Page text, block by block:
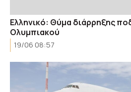
Ελληνικό: Θύμα διάρρηξης
Ολυμπιακού
19/06 08:57